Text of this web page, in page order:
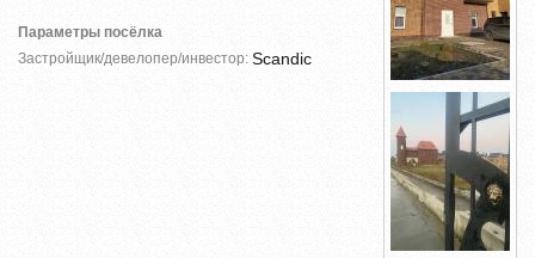
Параметры посёлка
Застройщик/девелопер/инвестор: Scandic